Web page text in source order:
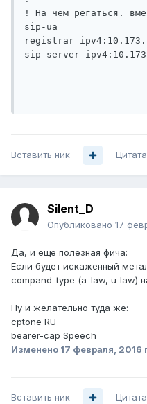
! На чём регаться.
sip-ua
registrar
sip-server
Вставить ник Цитата
Silent_D
Опубликовано 17
Да, и еще полезная фича:
Если будет искаженный
compand-type (a-law, u-law)
Ну и желательно туда же:
cptone RU
bearer-cap Speech
Изменено 17 февраля, 2016
Вставить ник Цитата